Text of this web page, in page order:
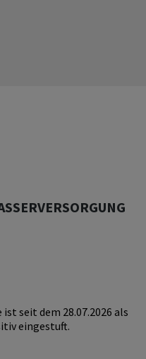
ist seit dem 28.07.2026 als
eingestuft.